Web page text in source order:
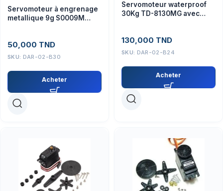
Servomoteur à engrenage
metallique 9g S0009M
50,000 TND
SKU: DAR-02-B30
Acheter
Servomoteur waterproof
30Kg TD-8130MG avec
130,000 TND
SKU: DAR-02-B24
Acheter